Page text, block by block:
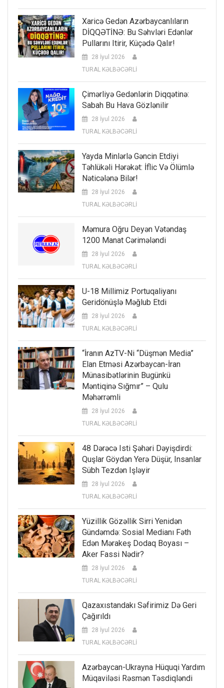
Xaricə Gedən Azərbaycanlıların
DİQQƏTİNƏ: Bu Səhvləri Edənlər
Pullarını Itirir, Küçədə Qalır!
28 İyul 2026
TURAL KƏLBƏCƏRLİ
Çimərliyə Gedənlərin Diqqətinə:
Sabah Bu Hava Gözlənilir
28 İyul 2026
TURAL KƏLBƏCƏRLİ
Yayda Minlərlə Gəncin Etdiyi
Təhlükəli Hərəkət: İflic Və Ölümlə
Nəticələnə Bilər!
28 İyul 2026
TURAL KƏLBƏCƏRLİ
Məmura Oğru Deyən Vətəndaş
1200 Manat Cərimələndi
28 İyul 2026
TURAL KƏLBƏCƏRLİ
U-18 Millimiz Portuqaliyanı
Geridönüşlə Məğlub Etdi
28 İyul 2026
TURAL KƏLBƏCƏRLİ
“İranın AzTV-Ni “düşmən Media”
Elan Etməsi Azərbaycan-İran
Münasibətlərinin Bugünkü
Məntiqinə Sığmır” – Qulu
Məhərrəmli
28 İyul 2026
TURAL KƏLBƏCƏRLİ
48 Dərəcə Isti Şəhəri Dəyişdirdi:
Quşlar Göydən Yerə Düşür, Insanlar
Sübh Tezdən Işləyir
28 İyul 2026
TURAL KƏLBƏCƏRLİ
Yüzillik Gözəllik Sirri Yenidən
Gündəmdə: Sosial Medianı Fəth
Edən Mərakeş Dodaq Boyası –
Aker Fassi Nədir?
28 İyul 2026
TURAL KƏLBƏCƏRLİ
Qazaxıstandakı Səfirimiz Də Geri
Çağırıldı
28 İyul 2026
TURAL KƏLBƏCƏRLİ
Azərbaycan-Ukrayna Hüquqi Yardım
Müqaviləsi Rəsmən Təsdiqləndi